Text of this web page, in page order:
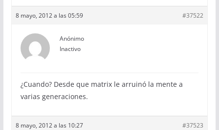
8 mayo, 2012 a las 05:59 #37522
Anónimo
Inactivo
¿Cuando? Desde que matrix le arruinó la mente a
varias generaciones.
8 mayo, 2012 a las 10:27 #37523